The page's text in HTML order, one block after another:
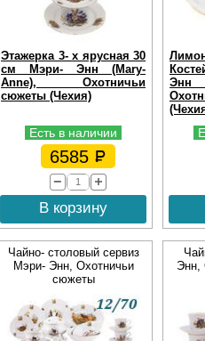
Этажерка 3- х ярусная 30
см Мэри- Энн (Mary-
Anne), Охотничьи
сюжеты (Чехия)
Есть в наличии
6585
В корзину
Энн
Чайно- столовый сервиз
Мэри- Энн, Охотничьи
сюжеты
Энн,